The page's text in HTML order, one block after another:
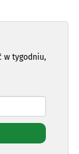
w tygodniu,